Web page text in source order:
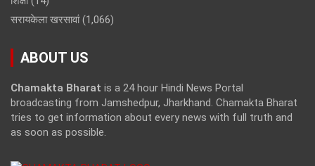
सरायकेला खरसावां(1,066)
ABOUT US
Chamakta Bharat is a 24 hour Hindi News Portal
broadcasting from Jamshedpur, Jharkhand. Chamakta Bharat
tries to get information about every news with full truth and
as soon as possible.